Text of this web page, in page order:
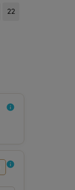
22
info
info